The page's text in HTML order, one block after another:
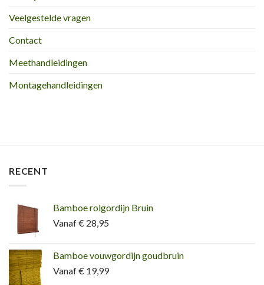
Veelgestelde vragen
Contact
Meethandleidingen
Montagehandleidingen
RECENT
Bamboe rolgordijn Bruin
Vanaf € 28,95
Bamboe vouwgordijn goudbruin
Vanaf € 19,99